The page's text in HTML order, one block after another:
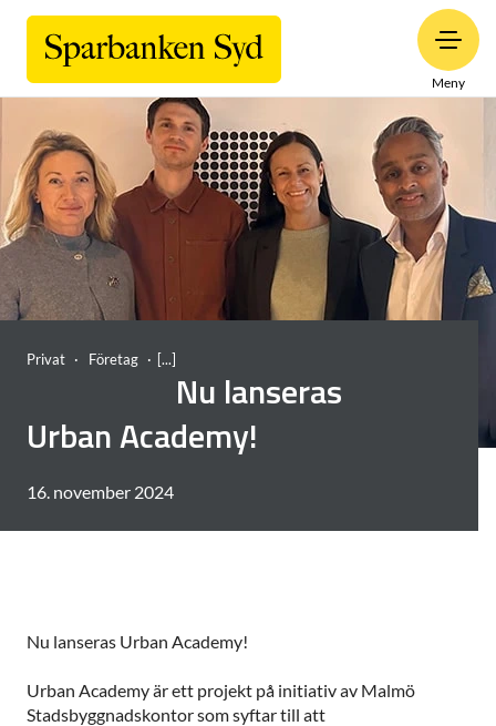
Meny
Privat Företag
Nu lanseras
Urban Academy!
16. november 2024
Nu lanseras Urban Academy!
Urban Academy är ett projekt på initiativ av Malmö
Stadsbyggnadskontor som syftar till att